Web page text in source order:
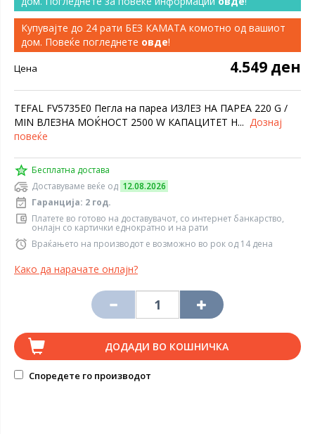
Купувајте до 24 рати БЕЗ КАМАТА комотно од вашиот
дом. Повеќе погледнете овде!
Цена 4.549 ден
TEFAL FV5735E0 Пегла на пареа ИЗЛЕЗ НА ПАРЕА 220 G /
MIN ВЛЕЗНА МОЌНОСТ 2500 W КАПАЦИТЕТ Н... Дознај
повеќе
Бесплатна достава
Доставуваме веќе од 12.08.2026
Гаранција: 2 год.
Платете во готово на доставувачот, со интернет банкарство,
онлајн со картички еднократно и на рати
Враќањето на производот е возможно во рок од 14 дена
Како да нарачате онлајн?
ДОДАДИ ВО КОШНИЧКА
Споредете го производот